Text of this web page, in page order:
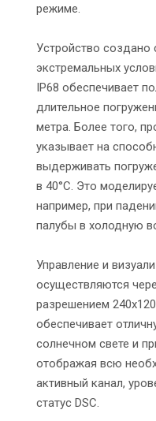
режиме.
Устройство создано
экстремальных
IP68 обеспечивает
длительное
метра. Более того,
указывает на
выдерживать
в 40°С. Это
например, при
палубы в холодную
Управление и
осуществляются
разрешением
обеспечивает
солнечном свете и
отображая всю
активный канал,
статус DSC.